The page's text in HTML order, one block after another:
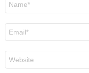
electrónico
*